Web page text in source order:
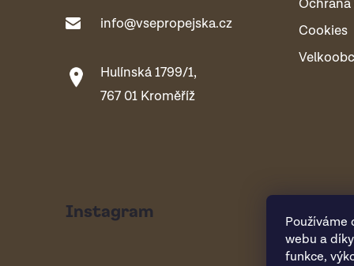
Používáme
webu a
funkce,
info@vsepropejska.cz
Hulínská 1799/1,
767 01 Kroměříž
Cookies
Instagram